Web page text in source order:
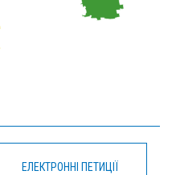
ЕЛЕКТРОННІ ПЕТИЦІЇ